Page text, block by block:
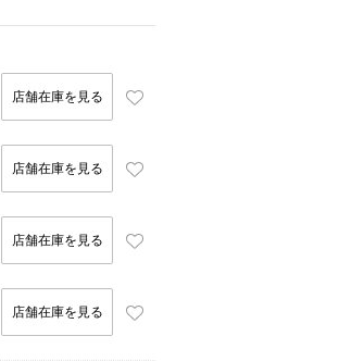
店舗在庫を見る
店舗在庫を見る
店舗在庫を見る
店舗在庫を見る